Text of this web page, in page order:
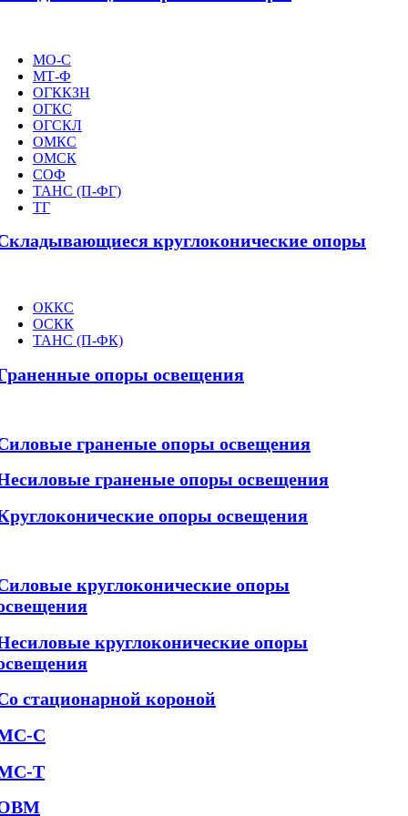
МО-С
МТ-Ф
ОГККЗН
ОГКС
ОГСКЛ
ОМКС
ОМСК
СОФ
ТАНС (П-ФГ)
ТГ
круглоконические опоры
ОККС
ОСКК
ТАНС (П-ФК)
опоры освещения
граненые опоры освещения
граненые опоры освещения
опоры освещения
круглоконические опоры
круглоконические опоры
стационарной короной
С
Т